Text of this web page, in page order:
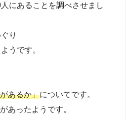
にあることを調べさせまし
り
うです。
あるか」についてです。
あったようです。